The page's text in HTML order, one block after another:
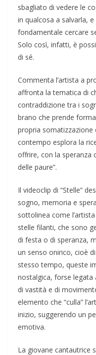
sbagliato di vedere le
in qualcosa a salvarla,
fondamentale cercare
Solo così, infatti, è
di sé.
Commenta l’artista a
affronta la tematica di
contraddizione tra i
brano che prende
propria somatizzazione
contempo esplora la
offrire, con la speranza
delle paure”.
Il videoclip di “Stelle”
sogno, memoria e
sottolinea come
stelle filanti, che sono
di festa o di speranza,
un senso onirico, cioè
stesso tempo, queste
nostalgica, forse legata
di vastità e di
elemento che “culla”
inizio, suggerendo un
emotiva.
La giovane cantautrice